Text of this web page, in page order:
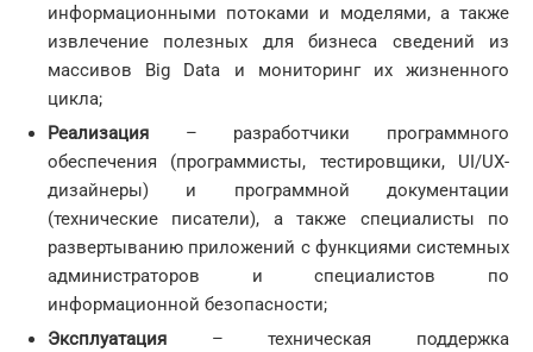
информационными потоками и моделями, а также
извлечение полезных для бизнеса сведений из
массивов Big Data и мониторинг их жизненного
цикла;
Реализация – разработчики программного
обеспечения (программисты, тестировщики, UI/UX-
дизайнеры) и программной документации
(технические писатели), а также специалисты по
развертыванию приложений с функциями системных
администраторов и специалистов по
информационной безопасности;
Эксплуатация – техническая поддержка